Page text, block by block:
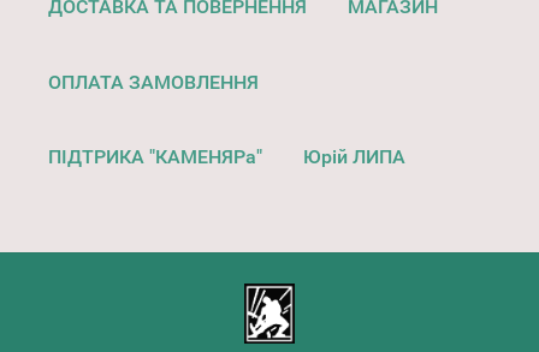
ДОСТАВКА ТА ПОВЕРНЕННЯ МАГАЗИН
ОПЛАТА ЗАМОВЛЕННЯ
ПІДТРИКА "КАМЕНЯРа" Юрій ЛИПА